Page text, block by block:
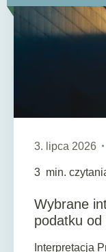
3. lipca 2026
3 min.
Wybrane
podatku od
Interpretacja